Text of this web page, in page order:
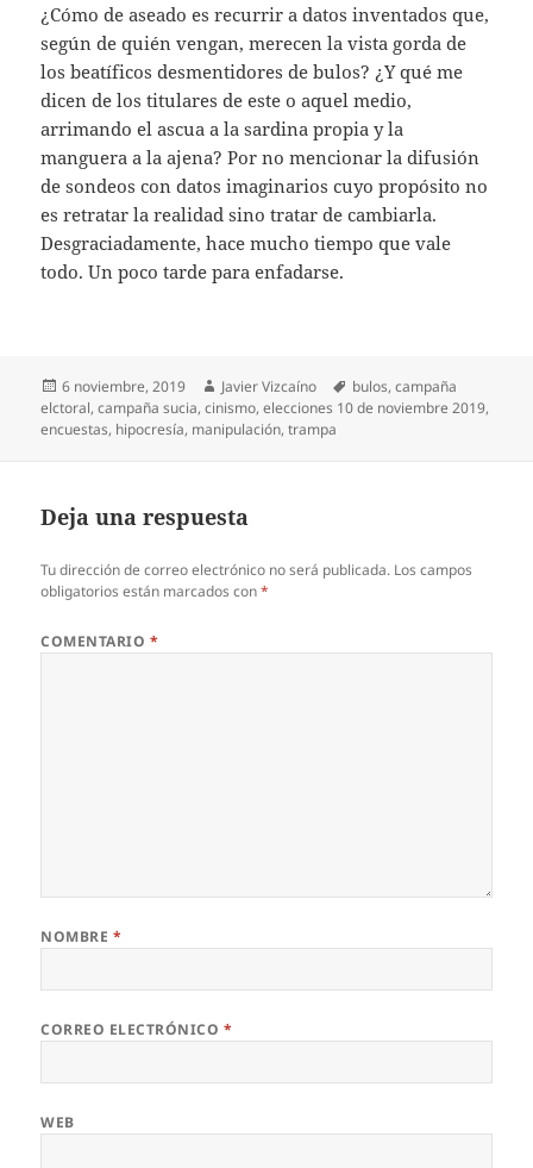
¿Cómo de aseado es recurrir a datos inventados que,
según de quién vengan, merecen la vista gorda de
los beatíficos desmentidores de bulos? ¿Y qué me
dicen de los titulares de este o aquel medio,
arrimando el ascua a la sardina propia y la
manguera a la ajena? Por no mencionar la difusión
de sondeos con datos imaginarios cuyo propósito no
es retratar la realidad sino tratar de cambiarla.
Desgraciadamente, hace mucho tiempo que vale
todo. Un poco tarde para enfadarse.
Publicado
el
6 noviembre, 2019 Autor
Javier Vizcaíno Etiquetas
bulos,campaña
elctoral,campaña sucia,cinismo,elecciones 10 de noviembre 2019,
encuestas, hipocresía, manipulación,trampa
Deja una respuesta
Tu dirección de correo electrónico no será publicada. Los campos
obligatorios están marcados con*
COMENTARIO *
NOMBRE *
CORREO ELECTRÓNICO *
WEB